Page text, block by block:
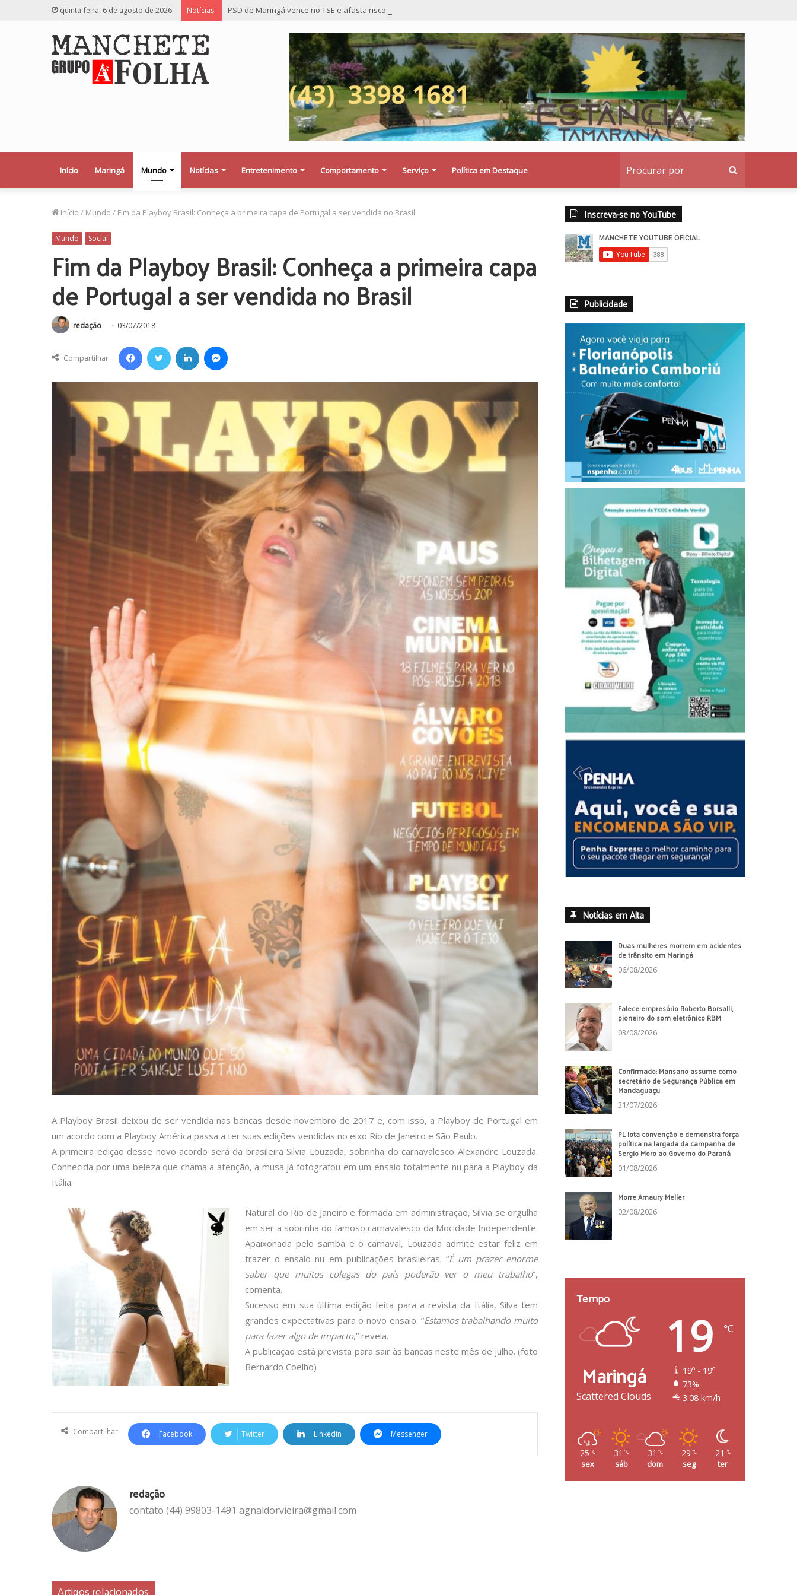
quinta-feira, 6 de agosto de 2026 Notícias: PSD de Maringá vence no TSE e afasta risco de mudança nas cadeiras da Câmara
Início Maringá Mundo Notícias Entretenimento Comportamento Serviço Política em Destaque
Início / Mundo / Fim da Playboy Brasil: Conheça a primeira capa de Portugal a ser vendida no Brasil
Mundo Social
Fim da Playboy Brasil: Conheça a primeira capa
de Portugal a ser vendida no Brasil
redação 03/07/2018
Compartilhar
A Playboy Brasil deixou de ser vendida nas bancas desde novembro de 2017 e, com isso, a Playboy de Portugal em
um acordo com a Playboy América passa a ter suas edições vendidas no eixo Rio de Janeiro e São Paulo.
A primeira edição desse novo acordo será da brasileira Silvia Louzada, sobrinha do carnavalesco Alexandre Louzada.
Conhecida por uma beleza que chama a atenção, a musa já fotografou em um ensaio totalmente nu para a Playboy da
Itália.
Natural do Rio de Janeiro e formada em administração, Silvia se orgulha
em ser a sobrinha do famoso carnavalesco da Mocidade Independente.
Apaixonada pelo samba e o carnaval, Louzada admite estar feliz em
trazer o ensaio nu em publicações brasileiras. “É um prazer enorme
saber que muitos colegas do país poderão ver o meu trabalho”,
comenta.
Sucesso em sua última edição feita para a revista da Itália, Silva tem
grandes expectativas para o novo ensaio. “Estamos trabalhando muito
para fazer algo de impacto,” revela.
A publicação está prevista para sair às bancas neste mês de julho. (foto
Bernardo Coelho)
Compartilhar Facebook Twitter Linkedin Messenger
redação
contato (44) 99803-1491 agnaldorvieira@gmail.com
Inscreva-se no YouTube
Publicidade
Notícias em Alta
Duas mulheres morrem em acidentes
de trânsito em Maringá
06/08/2026
Falece empresário Roberto Borsalli,
pioneiro do som eletrônico RBM
03/08/2026
Confirmado: Mansano assume como
secretário de Segurança Pública em
Mandaguaçu
31/07/2026
PL lota convenção e demonstra força
política na largada da campanha de
Sergio Moro ao Governo do Paraná
01/08/2026
Morre Amaury Meller
02/08/2026
Tempo
Maringá
Scattered Clouds
19 ℃
19º - 19º
73%
3.08 km/h
25 ℃
sex
31 ℃
sáb
31 ℃
dom
29 ℃
seg
21 ℃
ter